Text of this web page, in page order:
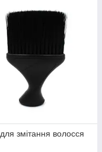
змітання волосся